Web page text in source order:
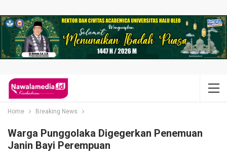
Home Breaking News
Warga Punggolaka Digegerkan Penemuan
Janin Bayi Perempuan